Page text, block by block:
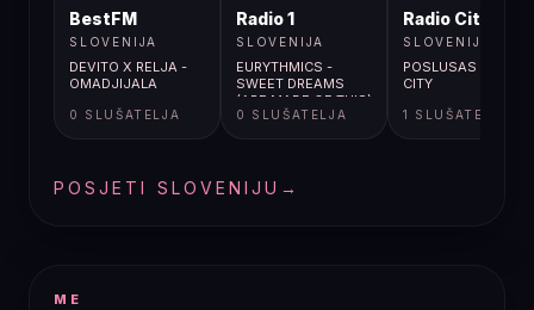
BestFM
SLOVENIJA
DEVITO X RELJA -
OMADJIJALA
0 SLUŠATELJA
Radio 1
SLOVENIJA
EURYTHMICS -
SWEET DREAMS
(ARE MADE OF THIS)
0 SLUŠATELJA
Radio City
SLOVENIJA
POSLUSAS RADIO
CITY
1 SLUŠATELJA
POSJETI SLOVENIJU →
ME